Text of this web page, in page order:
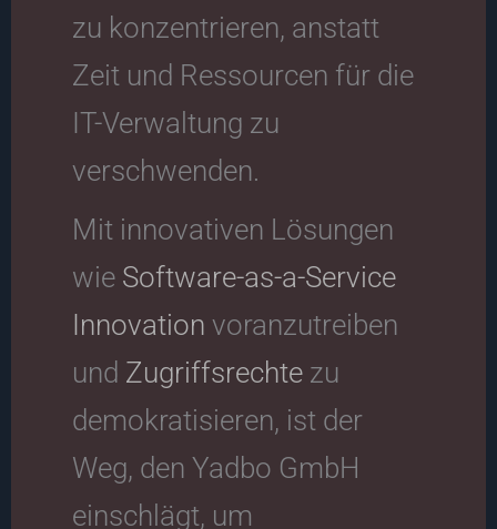
zu konzentrieren, anstatt
Zeit und Ressourcen für die
IT-Verwaltung zu
verschwenden.
Mit innovativen Lösungen
wie Software-as-a-Service
Innovation voranzutreiben
und Zugriffsrechtezu
demokratisieren, ist der
Weg, den Yadbo GmbH
einschlägt, um